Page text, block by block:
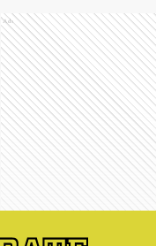
Ads